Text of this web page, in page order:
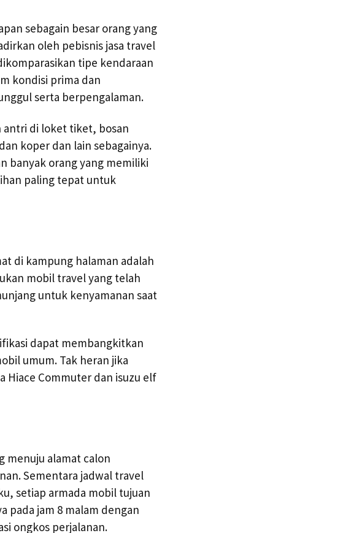
sebagain besar orang yang
oleh pebisnis jasa travel
tipe kendaraan
kondisi prima dan
serta berpengalaman.
antri di loket tiket, bosan
koper dan lain sebagainya.
banyak orang yang memiliki
paling tepat untuk
di kampung halaman adalah
mobil travel yang telah
untuk kenyamanan saat
dapat membangkitkan
umum. Tak heran jika
Hiace Commuter dan isuzu elf
menuju alamat calon
Sementara jadwal travel
setiap armada mobil tujuan
pada jam 8 malam dengan
ongkos perjalanan.